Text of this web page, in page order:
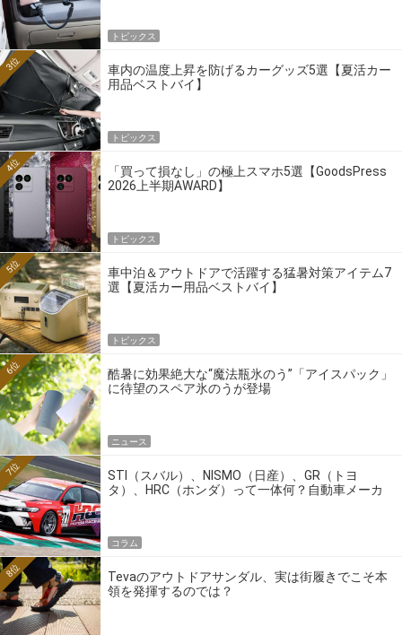
トピックス
車内の温度上昇を防げるカーグッズ5選【夏活カー
用品ベストバイ】
3位
トピックス
「買って損なし」の極上スマホ5選【GoodsPress
2026上半期AWARD】
4位
トピックス
車中泊＆アウトドアで活躍する猛暑対策アイテム7
選【夏活カー用品ベストバイ】
5位
トピックス
酷暑に効果絶大な“魔法瓶氷のう”「アイスパック」
に待望のスペア氷のうが登場
6位
ニュース
STI（スバル）、NISMO（日産）、GR（トヨ
タ）、HRC（ホンダ）って一体何？自動車メーカ
7位
コラム
Tevaのアウトドアサンダル、実は街履きでこそ本
領を発揮するのでは？
8位